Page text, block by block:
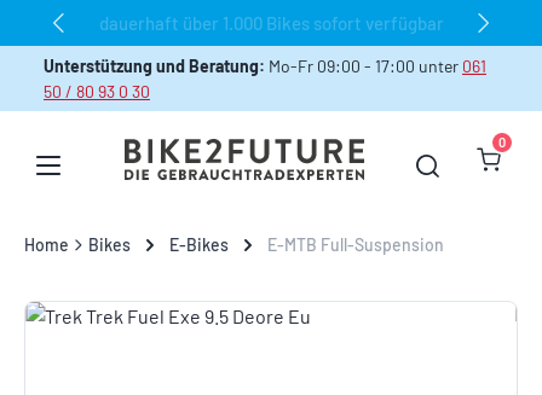
Zum Hauptinhalt springen
dauerhaft über 1.000 Bikes sofort verfügbar
Unterstützung und Beratung: Mo-Fr 09:00 - 17:00 unter 061
50 / 80 93 0 30
0
Home Bikes E-Bikes E-MTB Full-Suspension
Bildergalerie überspringen